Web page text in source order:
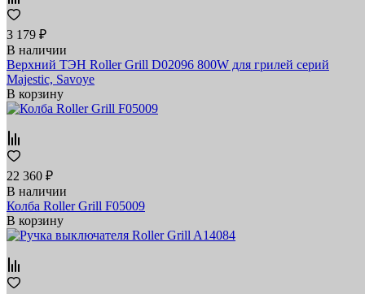
3 179 ₽
В наличии
Верхний ТЭН Roller Grill D02096 800W для грилей серий
Majestic, Savoye
В корзину
22 360 ₽
В наличии
Колба Roller Grill F05009
В корзину